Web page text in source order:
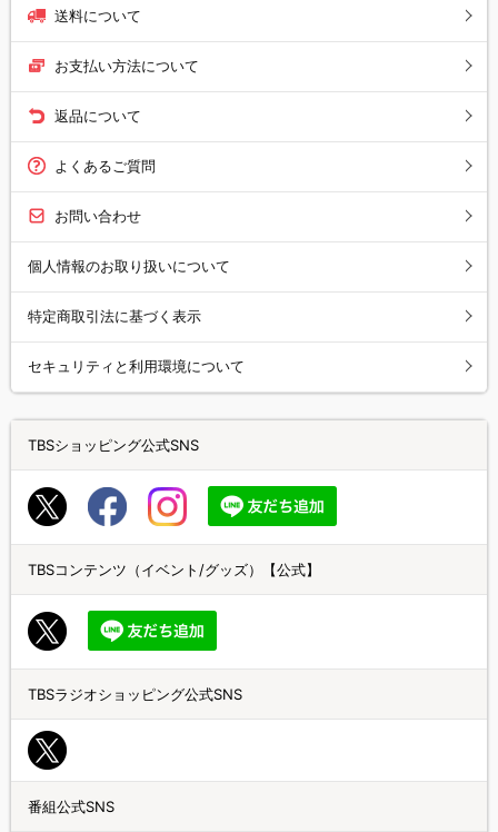
送料について
お支払い方法について
返品について
よくあるご質問
お問い合わせ
個人情報のお取り扱いについて
特定商取引法に基づく表示
セキュリティと利用環境について
TBSショッピング公式SNS
TBSコンテンツ（イベント/グッズ）【公式】
TBSラジオショッピング公式SNS
番組公式SNS